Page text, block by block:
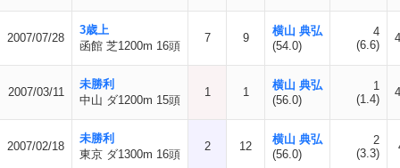
2007/07/28
3歳上
函館 芝1200m 16頭
7 9
横山 典弘
(54.0)
4
(6.6)
2007/03/11
未勝利
中山 ダ1200m 15頭
1 1
横山 典弘
(56.0)
1
(1.4)
2007/02/18
未勝利
東京 ダ1300m 16頭
2 12
横山 典弘
(56.0)
2
(3.3)